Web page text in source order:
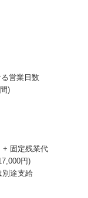
営業日数
)
+ 固定残業代
円)
別途支給